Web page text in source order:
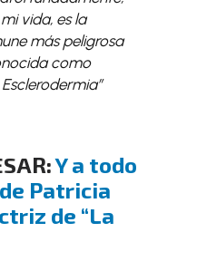
vida, es la
más peligrosa
como
Y a todo
Patricia
de “La